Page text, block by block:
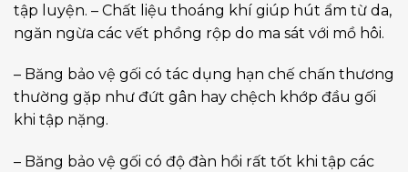
tập luyện. – Chất liệu thoáng khí giúp hút ẩm từ da,
ngăn ngừa các vết phồng rộp do ma sát với mồ hôi.
– Băng bảo vệ gối có tác dụng hạn chế chấn thương
thường gặp như đứt gân hay chệch khớp đầu gối
khi tập nặng.
– Băng bảo vệ gối có độ đàn hồi rất tốt khi tập các